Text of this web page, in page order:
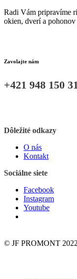
Radi Vám pripravíme
okien, dverí a
Zavolajte nám
+421 948 150
Dôležité odkazy
O nás
Kontakt
Sociálne siete
Facebook
Instagram
Youtube
© JF PROMONT